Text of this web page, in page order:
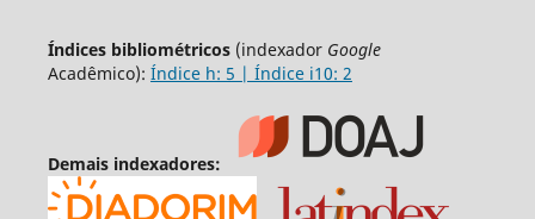
Índices bibliométricos (indexador Google
Acadêmico): Índice h: 5 | Índice i10: 2
Demais indexadores: